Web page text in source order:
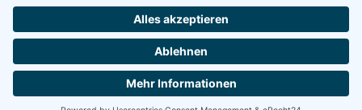
© Copyright - Bamberger Marionettentheater |Webkonzept Grafe